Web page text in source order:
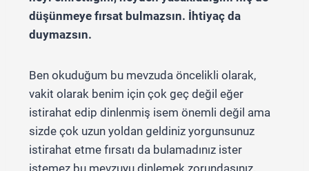
düşünmeye fırsat bulmazsın. İhtiyaç da
duymazsın.
Ben okuduğum bu mevzuda öncelikli olarak,
vakit olarak benim için çok geç değil eğer
istirahat edip dinlenmiş isem önemli değil ama
sizde çok uzun yoldan geldiniz yorgunsunuz
istirahat etme fırsatı da bulamadınız ister